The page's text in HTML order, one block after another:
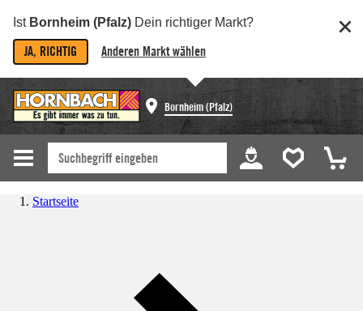
Ist Bornheim (Pfalz) Dein richtiger Markt?
JA, RICHTIG Anderen Markt wählen
Bornheim (Pfalz)
Startseite